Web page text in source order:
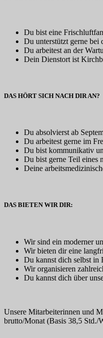
Du bist eine
Du unterstützt gerne bei
Du arbeitest an der
Dein Dienstort ist
DAS HÖRT SICH NACH DIR AN?
Du absolvierst ab
Du arbeitest gerne im
Du bist kommunikativ
Du bist gerne Teil eines
Deine
DAS BIETEN WIR DIR:
Wir sind ein moderner
Wir bieten dir eine
Du kannst dich selbst in
Wir organisieren
Du kannst dich über
Unsere Mitarbeiterinnen und
brutto/Monat (Basis 38,5 Std./